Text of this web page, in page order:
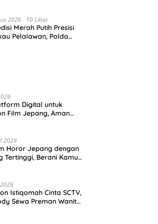
2026 10 Lihat
Merah Putih Presisi
Pelalawan, Polda
Digital untuk
Film Jepang, Aman
2026
Horor Jepang dengan
Tertinggi, Berani Kamu
Istiqomah Cinta SCTV,
Sewa Preman Wanita,